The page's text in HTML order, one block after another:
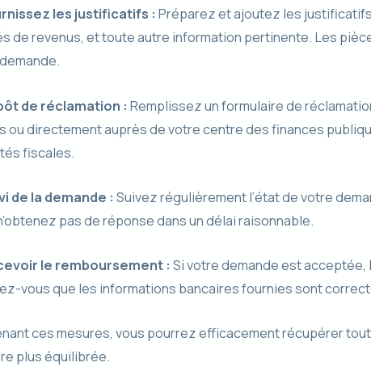
les justificatifs : Préparez et ajoutez les
de revenus, et toute autre information pertinente. Les
de réclamation : Remplissez un formulaire de
ou directement auprès de votre centre des finances
fiscales.
de la demande : Suivez régulièrement l’état de votre
pas de réponse dans un délai raisonnable.
le remboursement : Si votre demande est acceptée,
vous que les informations bancaires fournies sont
ces mesures, vous pourrez efficacement récupérer tout
plus équilibrée.